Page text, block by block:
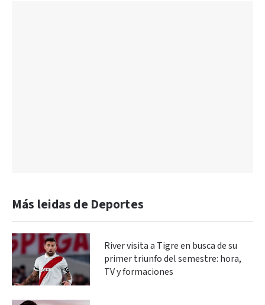
Más leidas de Deportes
River visita a Tigre en busca de su
primer triunfo del semestre: hora,
TV y formaciones